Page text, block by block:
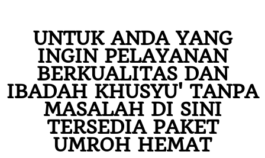
UNTUK ANDA YANG
INGIN PELAYANAN
BERKUALITAS DAN
IBADAH KHUSYU' TANPA
MASALAH DI SINI
TERSEDIA PAKET
UMROH HEMAT